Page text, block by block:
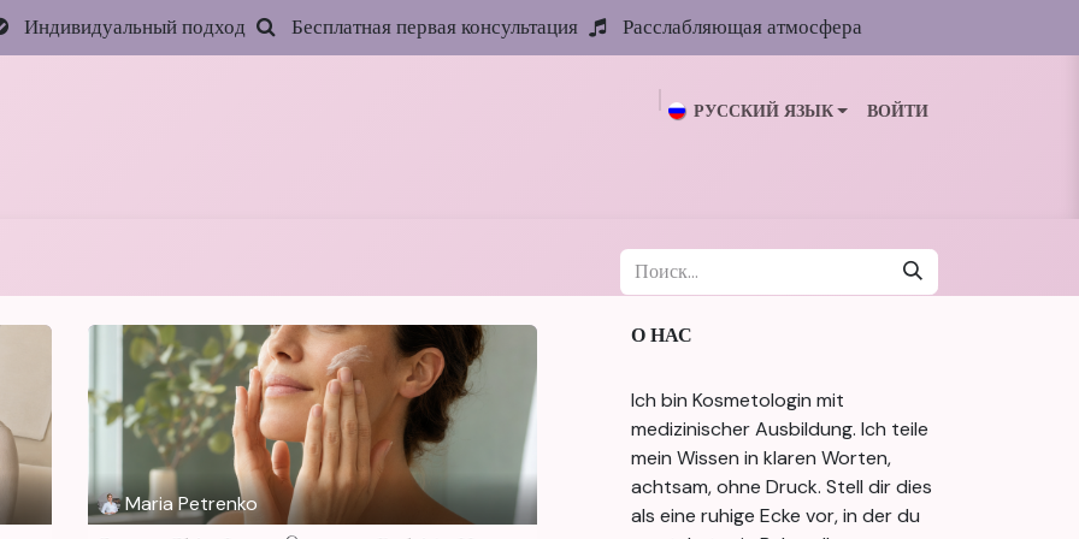
Индивидуальный подход Бесплатная первая консультация Расслабляющая атмосфера
РУССКИЙ ЯЗЫК ВОЙТИ
Maria Petrenko
О НАС
Ich bin Kosmetologin mit
medizinischer Ausbildung. Ich teile
mein Wissen in klaren Worten,
achtsam, ohne Druck. Stell dir dies
als eine ruhige Ecke vor, in der du